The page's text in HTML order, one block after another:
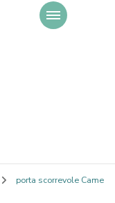
porta scorrevole Came